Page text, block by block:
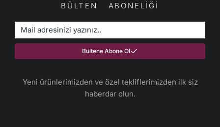
BÜLTEN ABONELİĞİ
Bültene Abone Ol
Yeni ürünlerimizden ve özel tekliflerimizden ilk siz
haberdar olun.​